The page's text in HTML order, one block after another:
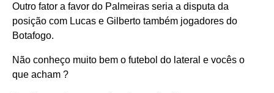
Outro fator a favor do Palmeiras seria a disputa da
posição com Lucas e Gilberto também jogadores do
Botafogo.
Não conheço muito bem o futebol do lateral e vocês o
que acham ?